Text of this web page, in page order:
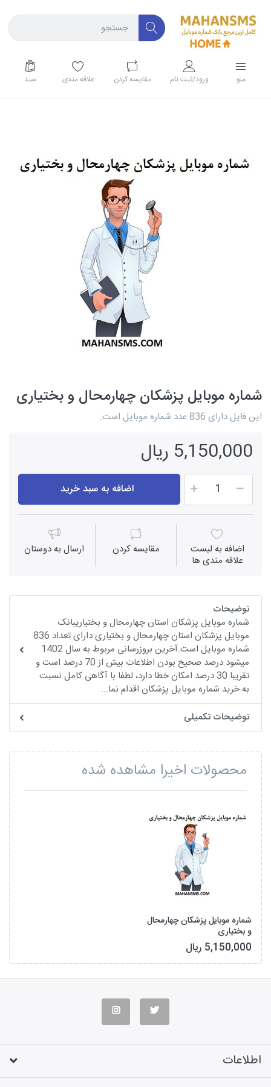
منو ورود/ثبت نام مقايسه كردن علاقه مندی سبد
شماره موبایل پزشکان چهارمحال و بختیاری
این فایل دارای 836 عدد شماره موبایل است.
5,150,000 ریال
اضافه به سبد خرید
اضافه به لیست
علاقه مندی ها
مقايسه كردن ارسال به دوستان
توضیحات
شماره موبایل پزشکان استان چهارمحال و بختیاریبانک
موبایل پزشکان استان چهارمحال و بختیاری دارای تعداد 836
شماره موبایل است.آخرین بروزرسانی مربوط به سال 1402
میشود.درصد صحیح بودن اطلاعات بیش از 70 درصد است و
تقریبا 30 درصد امکان خطا دارد، لطفا با آگاهی کامل نسبت
به خرید شماره موبایل پزشکان اقدام نما...
توضیحات تکمیلی
محصولات اخیرا مشاهده شده
شماره موبایل پزشکان چهارمحال
و بختیاری
5,150,000 ریال
اطلاعات